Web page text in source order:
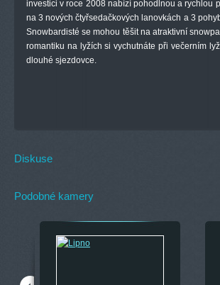
investici v roce 2008 nabízí pohodlnou a rychlou
na 3 nových čtyřsedačkových lanovkách a 3
Snowbardisté se mohou těšit na atraktivní
romantiku na lyžích si vychutnáte při večerním
dlouhé sjezdovce.
Diskuse
Podobné kamery